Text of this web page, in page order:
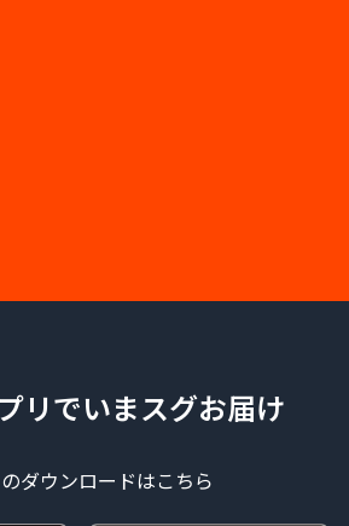
リでいまスグお届け
ダウンロードはこちら